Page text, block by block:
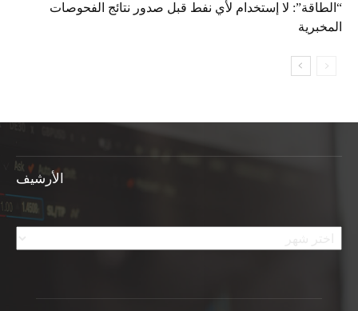
“الطاقة”: لا إستخدام لأي نفط قبل صدور نتائج الفحوصات
المخبرية
الأرشيف
الأرشيف